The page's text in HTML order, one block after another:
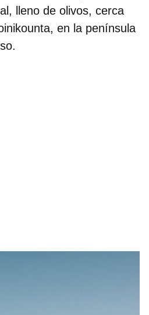
lleno de olivos, cerca
en la península